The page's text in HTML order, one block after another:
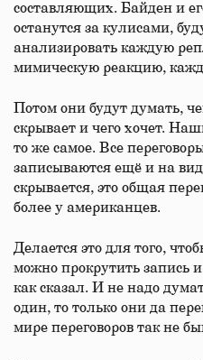
составляющих. Байден и
останутся за кулисами,
анализировать каждую
мимическую реакцию,
Потом они будут думать,
скрывает и чего хочет.
то же самое. Все
записываются ещё и на
скрывается, это общая
более у американцев.
Делается это для того,
можно прокрутить запись
как сказал. И не надо
один, то только они да
мире переговоров так не